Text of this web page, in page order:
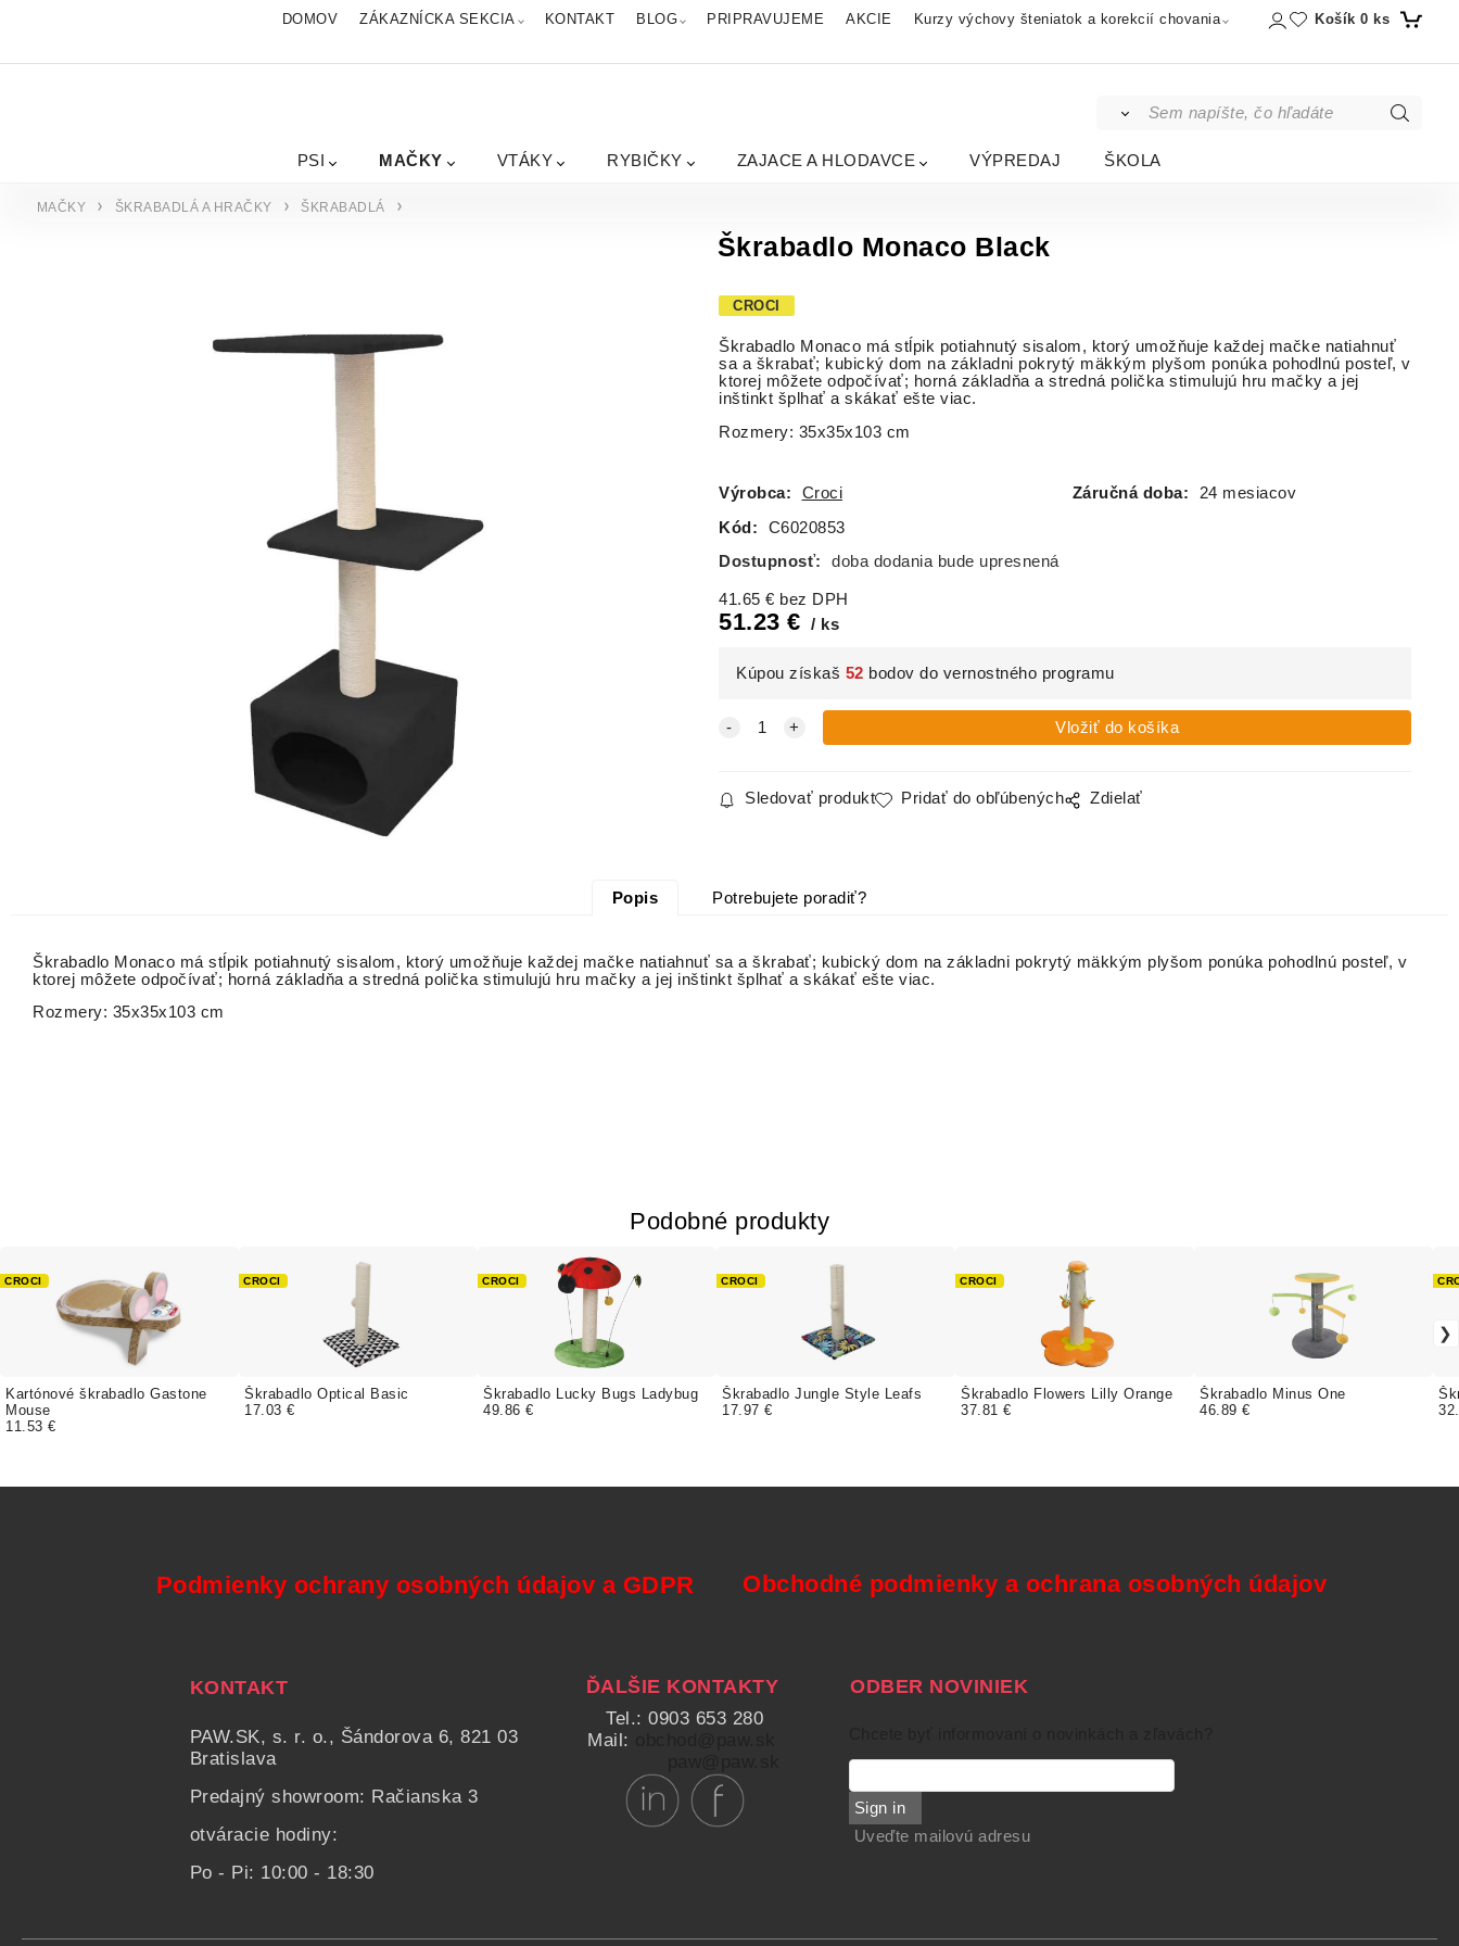
DOMOV ZÁKAZNÍCKA SEKCIA KONTAKT BLOG PRIPRAVUJEME AKCIE Kurzy výchovy šteniatok a korekcií chovania Košík 0 ks
PSI MAČKY VTÁKY RYBIČKY ZAJACE A HLODAVCE VÝPREDAJ ŠKOLA
MAČKY ŠKRABADLÁ A HRAČKY ŠKRABADLÁ
Škrabadlo Monaco Black
CROCI
Škrabadlo Monaco má stĺpik potiahnutý sisalom, ktorý umožňuje každej mačke natiahnuť
sa a škrabať; kubický dom na základni pokrytý mäkkým plyšom ponúka pohodlnú posteľ, v
ktorej môžete odpočívať; horná základňa a stredná polička stimulujú hru mačky a jej
inštinkt šplhať a skákať ešte viac.
Rozmery: 35x35x103 cm
Výrobca: Croci Záručná doba:
24 mesiacov
Kód:
C6020853
Dostupnosť:
doba dodania bude upresnená
41.65 € bez DPH
51.23 € ks
Kúpou získaš 52 bodov do vernostného programu
Sledovať produkt Pridať do obľúbených Zdielať
Popis Potrebujete poradiť?
Škrabadlo Monaco má stĺpik potiahnutý sisalom, ktorý umožňuje každej mačke natiahnuť sa a škrabať; kubický dom na základni pokrytý mäkkým plyšom ponúka pohodlnú posteľ, v
ktorej môžete odpočívať; horná základňa a stredná polička stimulujú hru mačky a jej inštinkt šplhať a skákať ešte viac.
Rozmery: 35x35x103 cm
Podobné produkty
Kartónové škrabadlo Gastone
Mouse
CROCI
11.53 €
Škrabadlo Optical Basic
CROCI
17.03 €
Škrabadlo Lucky Bugs Ladybug
CROCI
49.86 €
Škrabadlo Jungle Style Leafs
CROCI
17.97 €
Škrabadlo Flowers Lilly Orange
CROCI
37.81 €
Škrabadlo Minus One
46.89 €
Podmienky ochrany osobných údajov a GDPR Obchodné podmienky a ochrana osobných údajov
KONTAKT
PAW.SK, s. r. o., Šándorova 6, 821 03
Bratislava
Predajný showroom: Račianska 3
otváracie hodiny:
Po - Pi: 10:00 - 18:30
ĎALŠIE KONTAKTY
Tel.: 0903 653 280
Mail:
ODBER NOVINIEK
Sign in
Uveďte mailovú adresu